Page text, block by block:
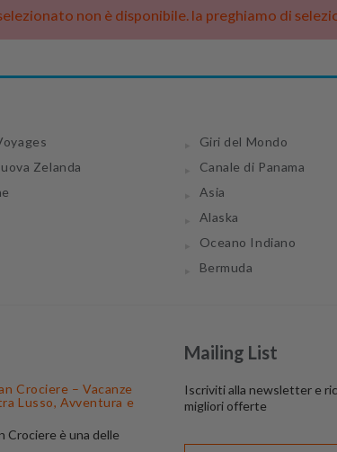
non è disponibile. la preghiamo di
Zelanda
Giri del Mondo
Canale di Panama
Asia
Alaska
Oceano Indiano
Bermuda
Crociere – Vacanze
Lusso, Avventura e
Crociere è una delle
Mailing List
Iscriviti alla newsletter e
migliori offerte